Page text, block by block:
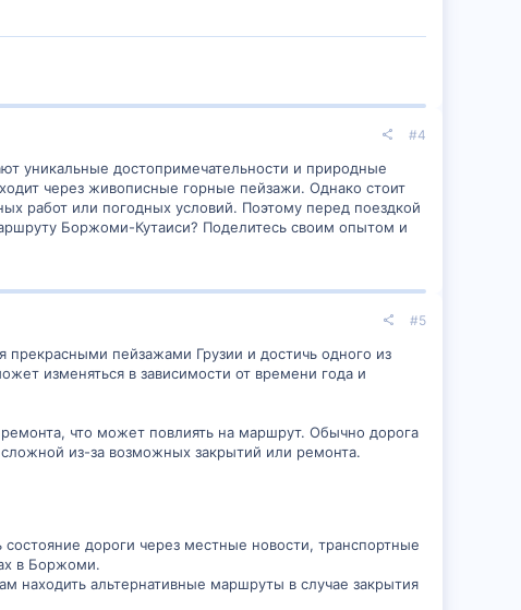
#4
уникальные достопримечательности и природные
через живописные горные пейзажи. Однако стоит
работ или погодных условий. Поэтому перед поездкой
Боржоми-Кутаиси? Поделитесь своим опытом и
#5
пейзажами Грузии и достичь одного из
изменяться в зависимости от времени года и
что может повлиять на маршрут. Обычно дорога
из-за возможных закрытий или ремонта.
дороги через местные новости, транспортные
в Боржоми.
находить альтернативные маршруты в случае закрытия